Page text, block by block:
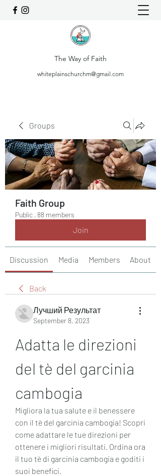
The Way of Faith
whiteplainschurchm@gmail.com
Groups
Faith Group
Public · 88 members
Join
Discussion Media Members About
Back
Лучший Результат
September 8, 2023
Adatta le direzioni
del tè del garcinia
cambogia
Migliora la tua salute e il benessere
con il tè del garcinia cambogia! Scopri
come adattare le tue direzioni per
ottenere i migliori risultati. Ordina ora
il tuo tè di garcinia cambogia e goditi i
suoi benefici.